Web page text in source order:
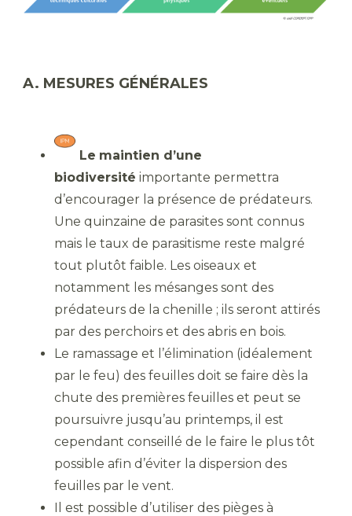
A. MESURES GÉNÉRALES
Le maintien d’une
biodiversité importante permettra
d’encourager la présence de prédateurs.
Une quinzaine de parasites sont connus
mais le taux de parasitisme reste malgré
tout plutôt faible. Les oiseaux et
notamment les mésanges sont des
prédateurs de la chenille ; ils seront attirés
par des perchoirs et des abris en bois.
Le ramassage et l’élimination (idéalement
par le feu) des feuilles doit se faire dès la
chute des premières feuilles et peut se
poursuivre jusqu’au printemps, il est
cependant conseillé de le faire le plus tôt
possible afin d’éviter la dispersion des
feuilles par le vent.
Il est possible d’utiliser des pièges à